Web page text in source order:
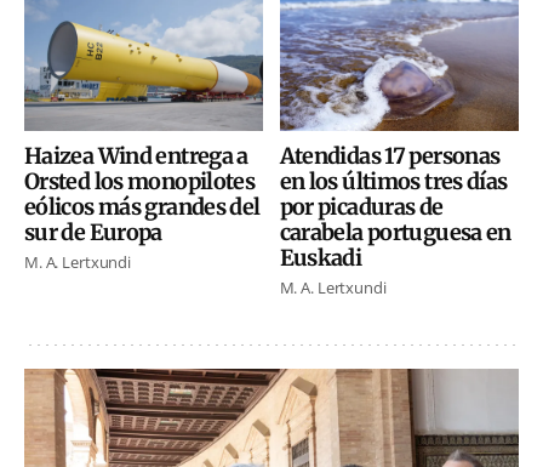
Haizea Wind entrega a
Orsted los monopilotes
eólicos más grandes del
sur de Europa
M. A. Lertxundi
Atendidas 17 personas
en los últimos tres días
por picaduras de
carabela portuguesa en
Euskadi
M. A. Lertxundi